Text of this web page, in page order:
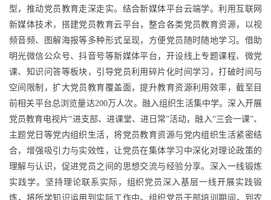
型，推动党员教育走深走实。结合新媒体平台云端学。利用互联网
新媒体技术，搭建党员教育云平台，整合各类党员教育资源，以视
频音频、图解海报等多种形式呈现，方便党员随时随地学习。借助
明光微信公众号、抖音号等新媒体平台，开设线上专题课程、微党
课、知识问答等板块，引导党员利用碎片化时间学习，打破时间与
空间限制，扩大党员教育覆盖面，提升教育资源利用效率，截至目
前相关平台总浏览量达200万人次。融入组织生活集中学。深入开展
党员教育电视片“进支部、进课堂、进日常”活动，融入“三会一课”、
主题党日等党内组织生活，将党员教育资源与党内组织生活紧密结
合，增强吸引力与实效性，让党员在集体学习中深化对理论政策的
理解与认识，促进党员之间的思想交流与经验分享。深入一线锻炼
实践学。坚持理论联系实际，组织党员深入基层一线开展实践锻
炼，将所学知识运用到实际工作中。组织党员干部培训期间，到农